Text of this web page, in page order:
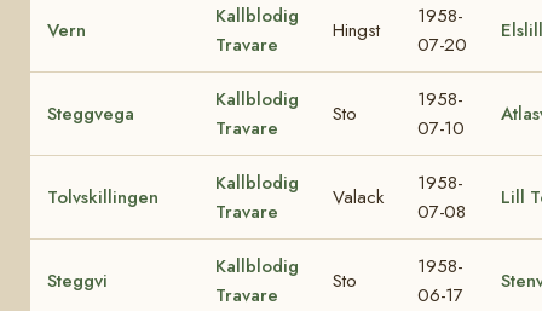
Vern
Kallblodig
Travare
Hingst
1958-
07-20
Elslill
Steggvega
Kallblodig
Travare
Sto
1958-
07-10
Tolvskillingen
Kallblodig
Travare
Valack
1958-
07-08
Lill
Steggvi
Kallblodig
Travare
Sto
1958-
06-17